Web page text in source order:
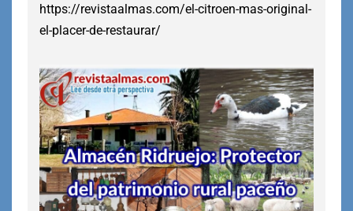
https://revistaalmas.com/el-citroen-mas-original-
el-placer-de-restaurar/